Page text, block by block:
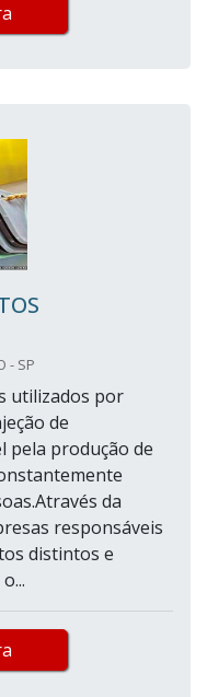
- SP
utilizados por
de
pela produção de
da
responsáveis
distintos e